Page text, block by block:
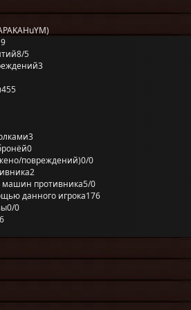
8/5
3
455
3
0
повреждений)0/0
2
противника5/0
данного игрока176
0/0